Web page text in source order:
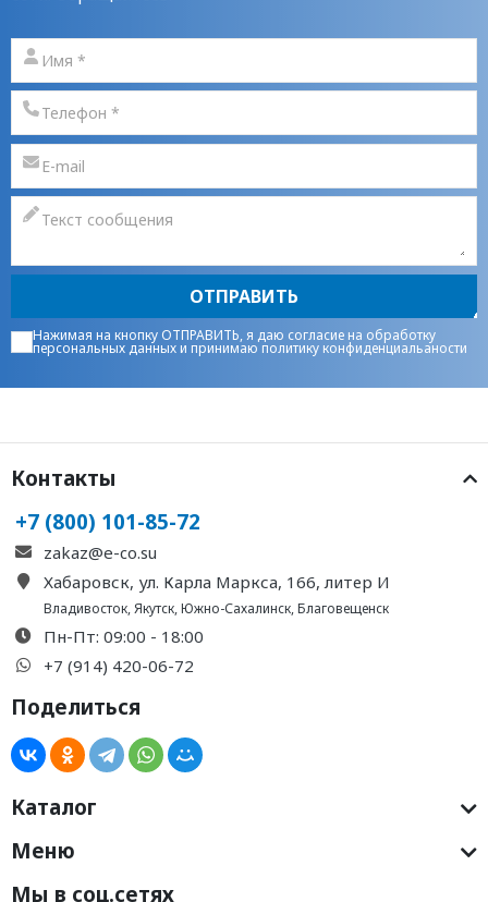
ОТПРАВИТЬ
Нажимая на кнопку ОТПРАВИТЬ, я даю согласие на обработку
персональных данныхи принимаюполитику конфиденциальаности
Контакты
+7 (800) 101-85-72
zakaz@e-co.su
Хабаровск, ул. Карла Маркса, 166, литер И
Владивосток,Якутск,Южно-Сахалинск,Благовещенск
Пн-Пт: 09:00 - 18:00
+7 (914) 420-06-72
Поделиться
Каталог
Меню
Мы в соц.сетях